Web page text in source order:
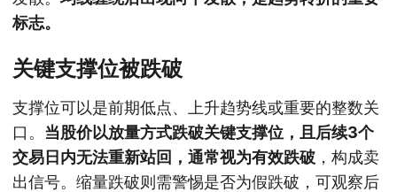
标志。
关键支撑位被跌破
支撑位可以是前期低点、上升趋势线或重要的整数关
口。 当股价以放量方式跌破关键支撑位，且后续3个
交易日内无法重新站回，通常视为有效跌破 ，构成卖
出信号。缩量跌破则需警惕是否为假跌破，可观察后